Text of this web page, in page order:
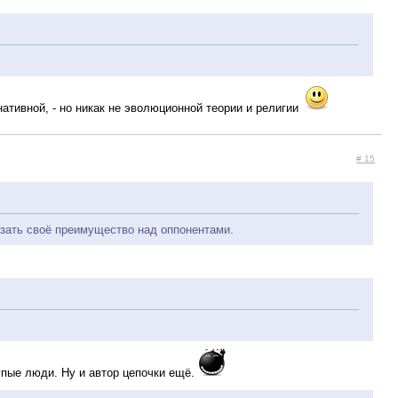
- но никак не эволюционной теории и религии
# 15
своё преимущество над оппонентами.
люди. Ну и автор цепочки ещё.